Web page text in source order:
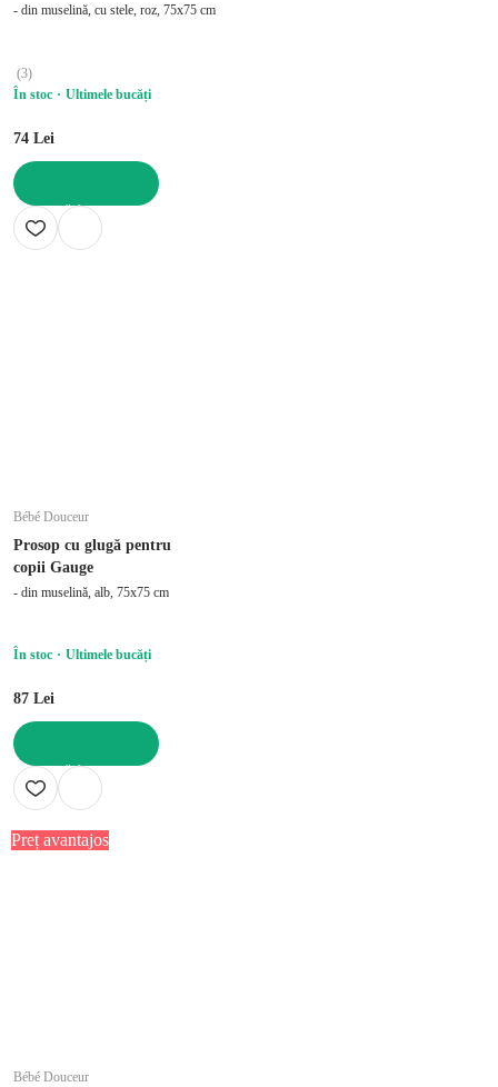
- din muselină, cu stele, roz, 75x75 cm
(3)
În stoc
Ultimele bucăți
74 Lei
ADAUGĂ ÎN COȘ
Bébé Douceur
Prosop cu glugă pentru
copii Gauge
- din muselină, alb, 75x75 cm
În stoc Ultimele bucăți
87 Lei
ADAUGĂ ÎN COȘ
Preț avantajos
Bébé Douceur